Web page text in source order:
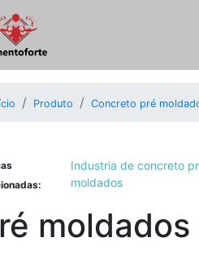
Produto Concreto pré
Industria de concreto
moldados